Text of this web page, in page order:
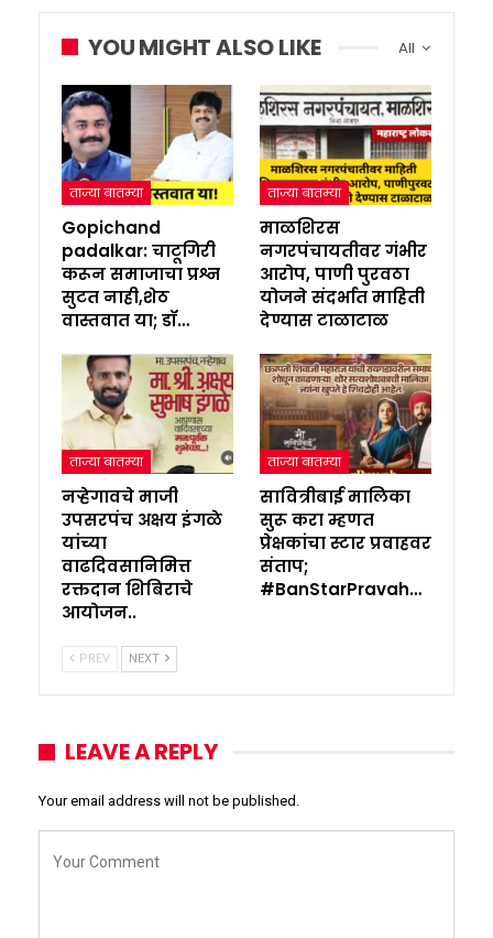
All
YOU MIGHT ALSO LIKE
ताज्या बातम्या
Gopichand
padalkar: चाटूगिरी
करून समाजाचा प्रश्न
सुटत नाही,शेठ
वास्तवात या; डॉ…
ताज्या बातम्या
माळशिरस
नगरपंचायतीवर गंभीर
आरोप, पाणी पुरवठा
योजने संदर्भात माहिती
देण्यास टाळाटाळ
ताज्या बातम्या
नऱ्हेगावचे माजी
उपसरपंच अक्षय इंगळे
यांच्या
वाढदिवसानिमित्त
रक्तदान शिबिराचे
आयोजन..
ताज्या बातम्या
सावित्रीबाई मालिका
सुरू करा म्हणत
प्रेक्षकांचा स्टार प्रवाहवर
संताप;
#BanStarPravah…
PREV NEXT
LEAVE A REPLY
Your email address will not be published.